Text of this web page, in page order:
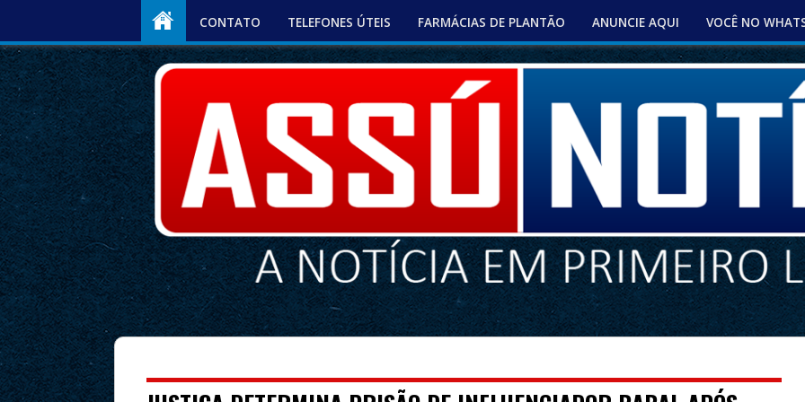
CONTATO TELEFONES ÚTEIS FARMÁCIAS DE PLANTÃO ANUNCIE AQUI VOCÊ NO